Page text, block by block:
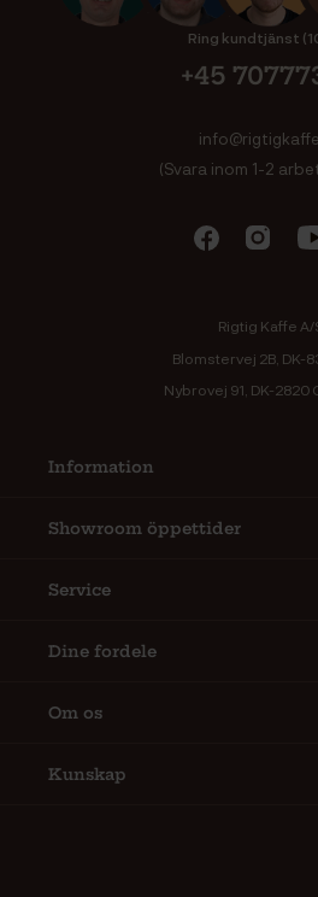
Ring kundtjänst
+45
(Svara inom 1-2
Rigtig Kaffe A/
Blomstervej 2B, DK-
Nybrovej 91, DK-2820
Information
Showroom öppettider
Service
Dine fordele
Om os
Kunskap